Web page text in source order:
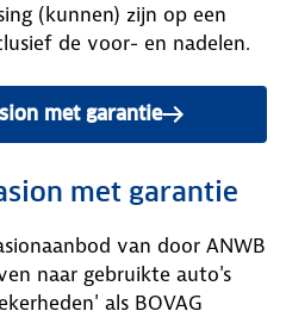
(kunnen) zijn op een
de voor- en nadelen.
met garantie
met garantie
van door ANWB
naar gebruikte auto's
als BOVAG